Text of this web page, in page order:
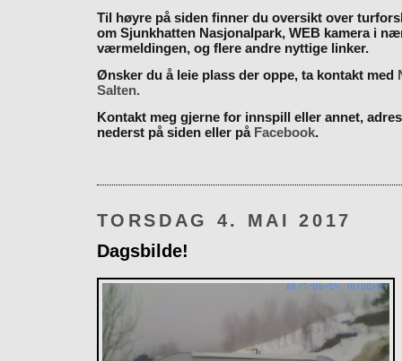
Til høyre på siden finner du oversikt over
om Sjunkhatten Nasjonalpark, WEB kamera i
værmeldingen, og flere andre nyttige linker.
Ønsker du å leie plass der oppe, ta kontakt med
Salten.
Kontakt meg gjerne for innspill eller annet,
nederst på siden eller på Facebook.
TORSDAG 4. MAI 2017
Dagsbilde!